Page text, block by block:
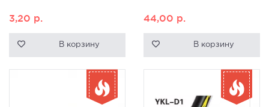
3,20 р.
В корзину
44,00 р.
В корзину